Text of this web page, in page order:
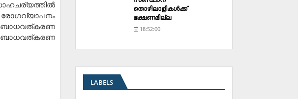
ബോധവത്കരണ
ബോധവത്കരണ
തൊഴിലാളികള്‍ക്ക്
ഭക്ഷണമില്ല
18:52:00
LABELS